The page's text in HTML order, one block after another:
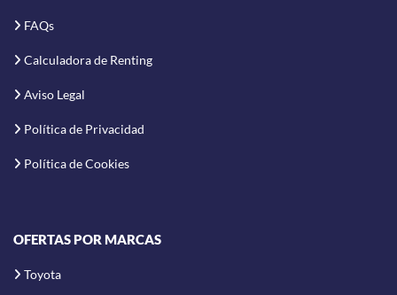
FAQs
Calculadora de Renting
Aviso Legal
Política de Privacidad
Política de Cookies
OFERTAS POR MARCAS
Toyota